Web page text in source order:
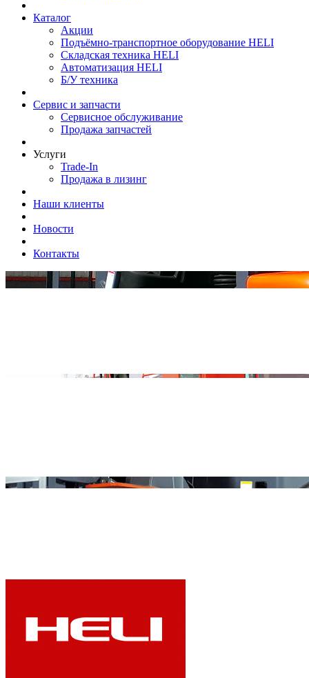
Каталог
Акции
Подъёмно-транспортное оборудование HELI
Складская техника HELI
Автоматизация HELI
Б/У техника
Сервис и запчасти
Сервисное обслуживание
Продажа запчастей
Услуги
Trade-In
Продажа в лизинг
Наши клиенты
Новости
Контакты